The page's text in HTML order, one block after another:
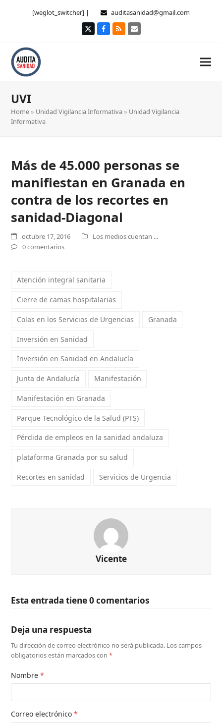
[weglot_switcher] | auditasanidad@gmail.com
TwitterFacebook
RSS Correo
UVI
Home » Unidad Vigilancia Informativa » Unidad Vigilancia
Informativa
Más de 45.000 personas se
manifiestan en Granada en
contra de los recortes en
sanidad-Diagonal
octubre 17, 2016
Los medios cuentan ...
0 comentarios
Atención integral sanitaria
Cierre de camas hospitalarias
Colas en los Servicios de Urgencias Granada
Inversión en Sanidad
Inversión en Sanidad en Andalucía
Junta de Andalucía Manifestación
Manifestación en Granada
Parque Tecnológico de la Salud (PTS)
Pérdida de empleos en la sanidad andaluza
plataforma Granada por su salud
Recortes en sanidad Servicios de Urgencia
Vicente
Esta entrada tiene 0 comentarios
Deja una respuesta
Tu dirección de correo electrónico no será publicada. Los campos
obligatorios están marcados con*
Nombre*
Correo electrónico*